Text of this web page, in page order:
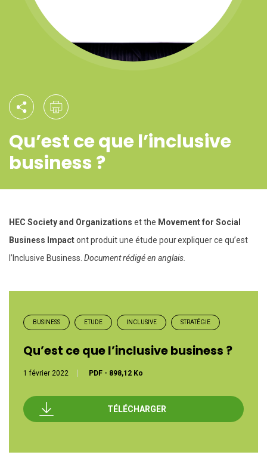
Qu’est ce que l’inclusive
business ?
HEC Society and Organizations et the Movement for Social
Business Impactont produit une étude pour expliquer ce qu’est
l’Inclusive Business. Document rédigé en anglais.
BUSINESS ETUDE INCLUSIVE STRATÉGIE
Qu’est ce que l’inclusive business ?
1 février 2022 PDF - 898,12 Ko
TÉLÉCHARGER